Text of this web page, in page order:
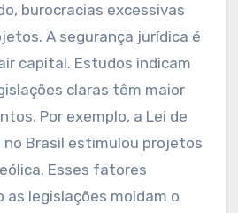
burocracias excessivas
A segurança jurídica é
capital. Estudos indicam
claras têm maior
Por exemplo, a Lei de
no Brasil estimulou projetos
Esses fatores
as legislações moldam o